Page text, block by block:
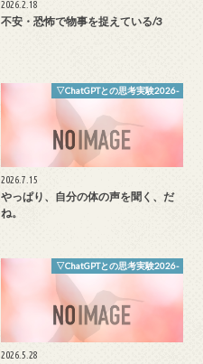
2026.2.18
不安・恐怖で物事を捉えている/3
▽ChatGPTとの思考実験2026-
2026.7.15
やっぱり、自分の体の声を聞く、だ
ね。
▽ChatGPTとの思考実験2026-
2026.5.28